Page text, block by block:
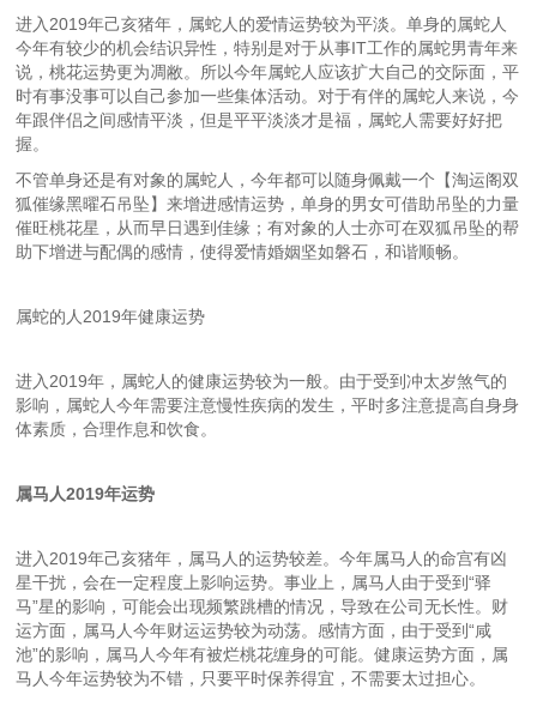
进入2019年己亥猪年，属蛇人的爱情运势较为平淡。单身的属蛇人
今年有较少的机会结识异性，特别是对于从事IT工作的属蛇男青年来
说，桃花运势更为凋敝。所以今年属蛇人应该扩大自己的交际面，平
时有事没事可以自己参加一些集体活动。对于有伴的属蛇人来说，今
年跟伴侣之间感情平淡，但是平平淡淡才是福，属蛇人需要好好把
握。
不管单身还是有对象的属蛇人，今年都可以随身佩戴一个【淘运阁双
狐催缘黑曜石吊坠】来增进感情运势，单身的男女可借助吊坠的力量
催旺桃花星，从而早日遇到佳缘；有对象的人士亦可在双狐吊坠的帮
助下增进与配偶的感情，使得爱情婚姻坚如磐石，和谐顺畅。
属蛇的人2019年健康运势
进入2019年，属蛇人的健康运势较为一般。由于受到冲太岁煞气的
影响，属蛇人今年需要注意慢性疾病的发生，平时多注意提高自身身
体素质，合理作息和饮食。
属马人2019年运势
进入2019年己亥猪年，属马人的运势较差。今年属马人的命宫有凶
星干扰，会在一定程度上影响运势。事业上，属马人由于受到“驿
马”星的影响，可能会出现频繁跳槽的情况，导致在公司无长性。财
运方面，属马人今年财运运势较为动荡。感情方面，由于受到“咸
池”的影响，属马人今年有被烂桃花缠身的可能。健康运势方面，属
马人今年运势较为不错，只要平时保养得宜，不需要太过担心。